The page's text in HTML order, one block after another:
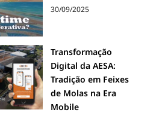
30/09/2025
Transformação
Digital da AESA:
Tradição em Feixes
de Molas na Era
Mobile